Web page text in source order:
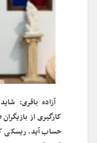
آزاده باقری:
کارگیری از
حساب آید. ریسکی